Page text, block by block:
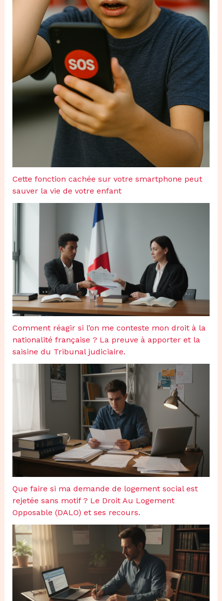
Cette fonction cachée sur votre smartphone peut
sauver la vie de votre enfant
Comment réagir si l’on me conteste mon droit à la
nationalité française ? La preuve à apporter et la
saisine du Tribunal judiciaire.
Que faire si ma demande de logement social est
rejetée sans motif ? Le Droit Au Logement
Opposable (DALO) et ses recours.